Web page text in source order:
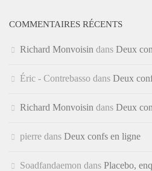
COMMENTAIRES RÉCENTS
Richard Monvoisin dans Deux
Éric - Contrebasso dans Deux
Richard Monvoisin dans Deux
pierre dans Deux confs en ligne
Soadfandaemon dans Placebo,